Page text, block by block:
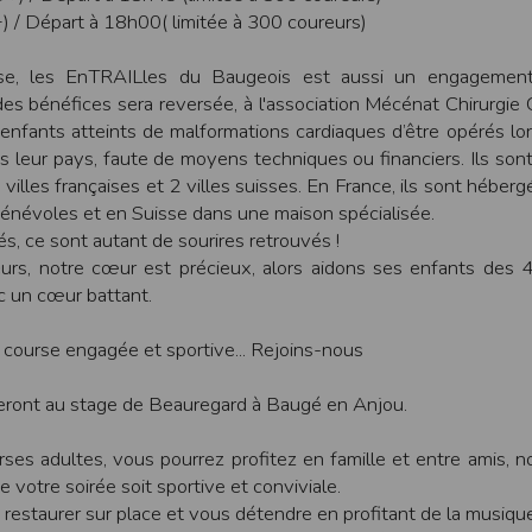
/ Départ à 18h00( limitée à 300 coureurs)
les EnTRAILles du Baugeois est aussi un
bénéfices sera reversée, à l'association Mécénat Chirurgie
atteints de malformations cardiaques d’être opérés
leur pays, faute de moyens techniques ou financiers. Ils
françaises et 2 villes suisses. En France, ils sont
et en Suisse dans une maison spécialisée.
ce sont autant de sourires retrouvés !
notre cœur est précieux, alors aidons ses enfants des
un cœur battant.
engagée et sportive... Rejoins-nous
au stage de Beauregard à Baugé en Anjou.
adultes, vous pourrez profitez en famille et entre amis,
votre soirée soit sportive et conviviale.
sur place et vous détendre en profitant de la
assistance technique vis à vis de l’utilisateur que ce soit par des
en cas d’impossibilité d’accès à ce site et/ou d’utilisation des
le site ou une partie des services, à tout moment sans
responsable des interruptions, et des conséquences qui peuvent en
à tout moment et sans préavis, les présentes conditions
et les limites d’Internet, et notamment reconnaît que :
sur les services accessibles par Internet et n’exerce aucun contrôle de
sur Internet ne sont pas protégées notamment contre les
sur Internet peuvent être réglementées en termes d’usage ou être
des données qu’il consulte, interroge et transfère sur Internet.
internet www.timepulse.run peuvent recevoir des offres des partenaires
internet www.timepulse.run peuvent recevoir des offres les